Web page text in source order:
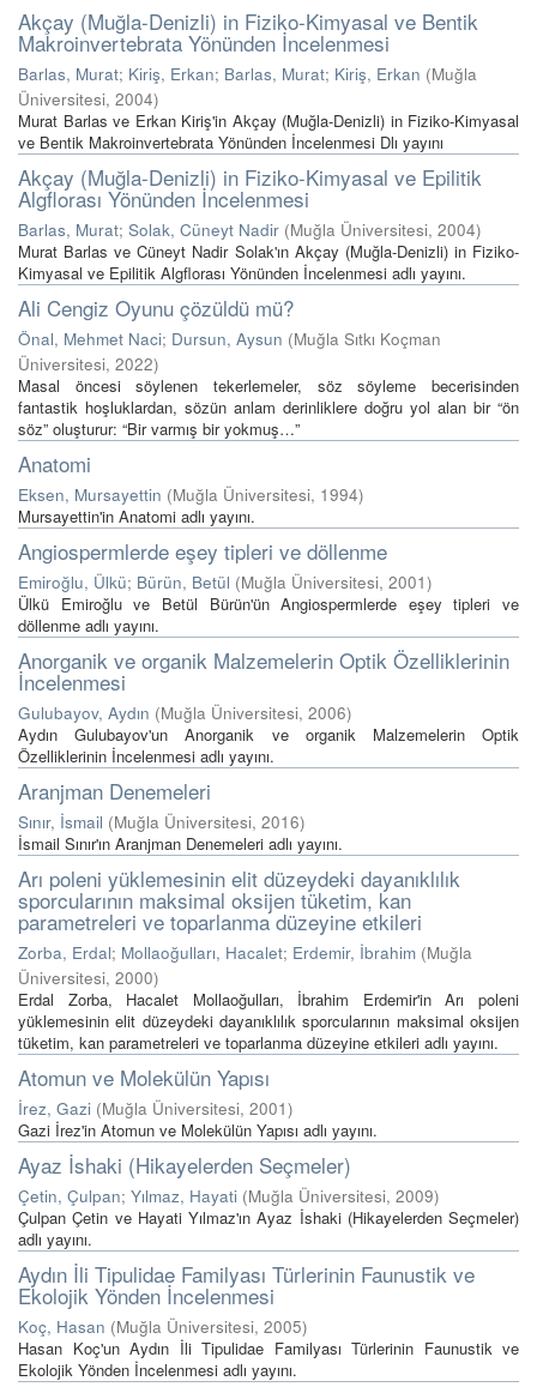
Akçay (Muğla-Denizli) in Fiziko-Kimyasal ve Bentik
Makroinvertebrata Yönünden İncelenmesi
Barlas, Murat; Kiriş, Erkan; Barlas, Murat; Kiriş, Erkan (Muğla
Üniversitesi, 2004)
Murat Barlas ve Erkan Kiriş'in Akçay (Muğla-Denizli) in Fiziko-Kimyasal
ve Bentik Makroinvertebrata Yönünden İncelenmesi Dlı yayını
Akçay (Muğla-Denizli) in Fiziko-Kimyasal ve Epilitik
Algflorası Yönünden İncelenmesi
Barlas, Murat; Solak, Cüneyt Nadir (Muğla Üniversitesi, 2004)
Murat Barlas ve Cüneyt Nadir Solak'ın Akçay (Muğla-Denizli) in Fiziko-
Kimyasal ve Epilitik Algflorası Yönünden İncelenmesi adlı yayını.
Ali Cengiz Oyunu çözüldü mü?
Önal, Mehmet Naci; Dursun, Aysun (Muğla Sıtkı Koçman
Üniversitesi, 2022)
Masal öncesi söylenen tekerlemeler, söz söyleme becerisinden
fantastik hoşluklardan, sözün anlam derinliklere doğru yol alan bir “ön
söz” oluşturur: “Bir varmış bir yokmuş…”
Anatomi
Eksen, Mursayettin (Muğla Üniversitesi, 1994)
Mursayettin'in Anatomi adlı yayını.
Angiospermlerde eşey tipleri ve döllenme
Emiroğlu, Ülkü; Bürün, Betül (Muğla Üniversitesi, 2001)
Ülkü Emiroğlu ve Betül Bürün'ün Angiospermlerde eşey tipleri ve
döllenme adlı yayını.
Anorganik ve organik Malzemelerin Optik Özelliklerinin
İncelenmesi
Gulubayov, Aydın (Muğla Üniversitesi, 2006)
Aydın Gulubayov'un Anorganik ve organik Malzemelerin Optik
Özelliklerinin İncelenmesi adlı yayını.
Aranjman Denemeleri
Sınır, İsmail (Muğla Üniversitesi, 2016)
İsmail Sınır'ın Aranjman Denemeleri adlı yayını.
Arı poleni yüklemesinin elit düzeydeki dayanıklılık
sporcularının maksimal oksijen tüketim, kan
parametreleri ve toparlanma düzeyine etkileri
Zorba, Erdal; Mollaoğulları, Hacalet; Erdemir, İbrahim (Muğla
Üniversitesi, 2000)
Erdal Zorba, Hacalet Mollaoğulları, İbrahim Erdemir'in Arı poleni
yüklemesinin elit düzeydeki dayanıklılık sporcularının maksimal oksijen
tüketim, kan parametreleri ve toparlanma düzeyine etkileri adlı yayını.
Atomun ve Molekülün Yapısı
İrez, Gazi (Muğla Üniversitesi, 2001)
Gazi İrez'in Atomun ve Molekülün Yapısı adlı yayını.
Ayaz İshaki (Hikayelerden Seçmeler)
Çetin, Çulpan; Yılmaz, Hayati (Muğla Üniversitesi, 2009)
Çulpan Çetin ve Hayati Yılmaz'ın Ayaz İshaki (Hikayelerden Seçmeler)
adlı yayını.
Aydın İli Tipulidae Familyası Türlerinin Faunustik ve
Ekolojik Yönden İncelenmesi
Koç, Hasan (Muğla Üniversitesi, 2005)
Hasan Koç'un Aydın İli Tipulidae Familyası Türlerinin Faunustik ve
Ekolojik Yönden İncelenmesi adlı yayını.